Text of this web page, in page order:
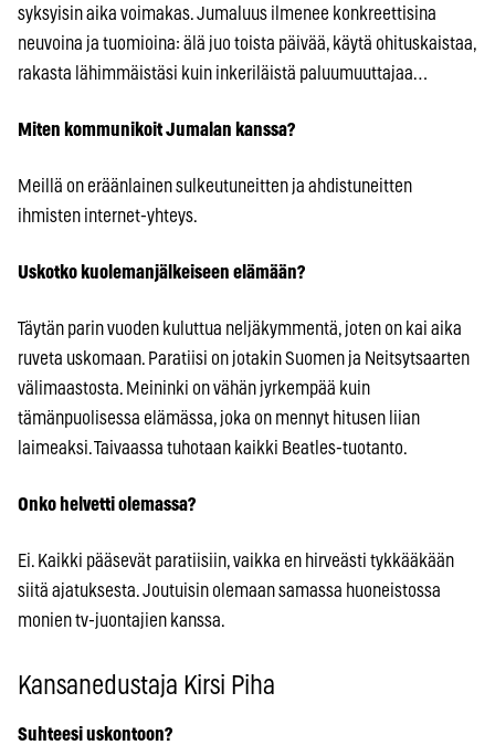
syksyisin aika voimakas. Jumaluus ilmenee konkreettisina
neuvoina ja tuomioina: älä juo toista päivää, käytä ohituskaistaa,
rakasta lähimmäistäsi kuin inkeriläistä paluumuuttajaa…
Miten kommunikoit Jumalan kanssa?
Meillä on eräänlainen sulkeutuneitten ja ahdistuneitten
ihmisten internet-yhteys.
Uskotko kuolemanjälkeiseen elämään?
Täytän parin vuoden kuluttua neljäkymmentä, joten on kai aika
ruveta uskomaan. Paratiisi on jotakin Suomen ja Neitsytsaarten
välimaastosta. Meininki on vähän jyrkempää kuin
tämänpuolisessa elämässa, joka on mennyt hitusen liian
laimeaksi. Taivaassa tuhotaan kaikki Beatles-tuotanto.
Onko helvetti olemassa?
Ei. Kaikki pääsevät paratiisiin, vaikka en hirveästi tykkääkään
siitä ajatuksesta. Joutuisin olemaan samassa huoneistossa
monien tv-juontajien kanssa.
Kansanedustaja Kirsi Piha
Suhteesi uskontoon?